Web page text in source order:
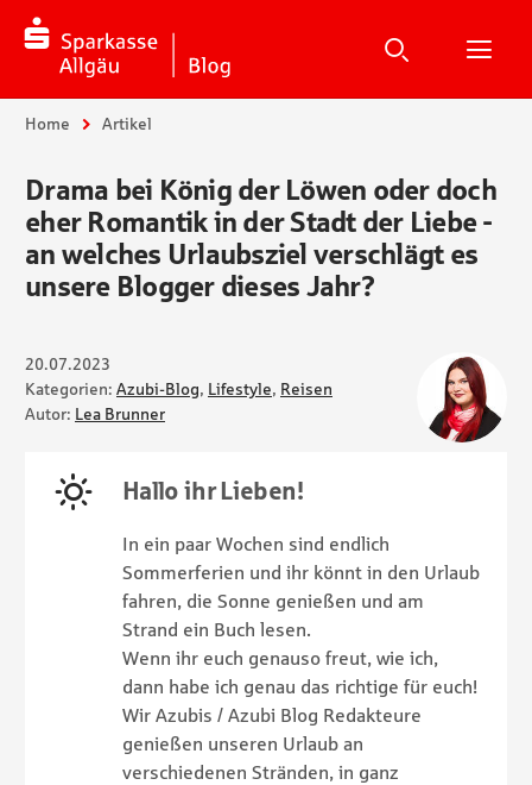
Suche
Suche
Sie sind hier:
Home Artikel
Drama bei König der Löwen oder doch
eher Romantik in der Stadt der Liebe -
an welches Urlaubsziel verschlägt es
unsere Blogger dieses Jahr?
20.07.2023
Kategorien: Azubi-Blog, Lifestyle, Reisen
Autor: Lea Brunner
Hallo ihr Lieben!
In ein paar Wochen sind endlich
Sommerferien und ihr könnt in den Urlaub
fahren, die Sonne genießen und am
Strand ein Buch lesen.
Wenn ihr euch genauso freut, wie ich,
dann habe ich genau das richtige für euch!
Wir Azubis / Azubi Blog Redakteure
genießen unseren Urlaub an
verschiedenen Stränden, in ganz